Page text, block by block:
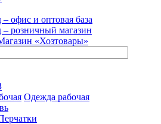
офис и оптовая база
розничный магазин
«Хозтовары»
Одежда рабочая